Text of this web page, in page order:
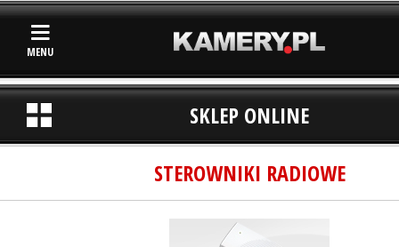
MENU
SKLEP ONLINE
STEROWNIKI RADIOWE